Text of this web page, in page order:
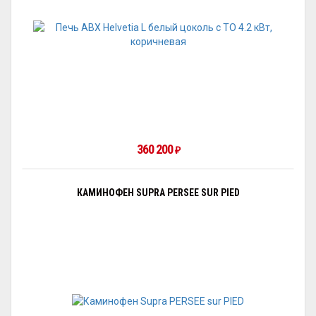
360 200₽
КАМИНОФЕН SUPRA PERSEE SUR PIED